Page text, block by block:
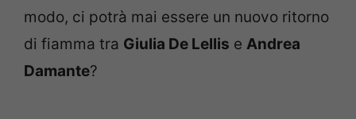
modo, ci potrà mai essere un nuovo ritorno
di fiamma tra Giulia De Lellis e Andrea
Damante?